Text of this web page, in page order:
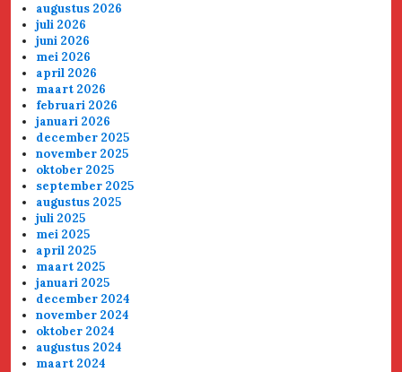
augustus 2026
juli 2026
juni 2026
mei 2026
april 2026
maart 2026
februari 2026
januari 2026
december 2025
november 2025
oktober 2025
september 2025
augustus 2025
juli 2025
mei 2025
april 2025
maart 2025
januari 2025
december 2024
november 2024
oktober 2024
augustus 2024
maart 2024